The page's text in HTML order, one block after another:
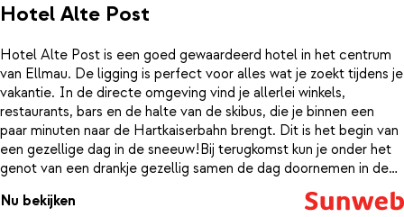
Hotel Alte Post
Hotel Alte Post is een goed gewaardeerd hotel in het centrum
van Ellmau. De ligging is perfect voor alles wat je zoekt tijdens je
vakantie. In de directe omgeving vind je allerlei winkels,
restaurants, bars en de halte van de skibus, die je binnen een
paar minuten naar de Hartkaiserbahn brengt. Dit is het begin van
een gezellige dag in de sneeuw!Bij terugkomst kun je onder het
genot van een drankje gezellig samen de dag doornemen in de
lounge met open haard. Als je behoefte hebt aan wat meer
ontspanning, probeer dan eens de sauna van Hotel Alte Post.
Nu bekijken